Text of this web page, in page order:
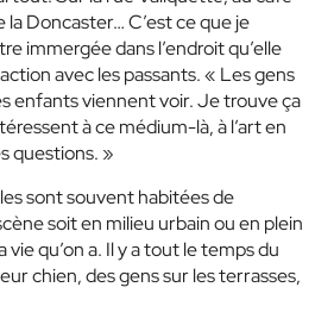
Doncaster… C’est ce que je
immergée dans l’endroit qu’elle
avec les passants. « Les gens
enfants viennent voir. Je trouve ça
à ce médium-là, à l’art en
questions. »
sont souvent habitées de
soit en milieu urbain ou en plein
vie qu’on a. Il y a tout le temps du
chien, des gens sur les terrasses,